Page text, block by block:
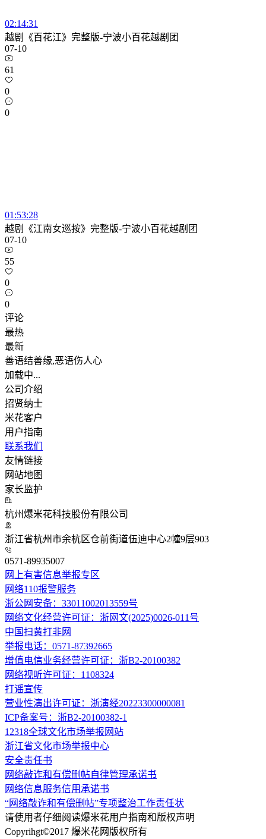
02:14:31
越剧《百花江》完整版-宁波小百花越剧团
07-10
61
0
0
01:53:28
越剧《江南女巡按》完整版-宁波小百花越剧团
07-10
55
0
0
评论
最热
最新
善语结善缘,恶语伤人心
加载中...
公司介绍
招贤纳士
米花客户
用户指南
联系我们
友情链接
网站地图
家长监护
杭州爆米花科技股份有限公司
浙江省杭州市余杭区仓前街道伍迪中心2幢9层903
0571-89935007
网上有害信息举报专区
网络110报警服务
浙公网安备：33011002013559号
网络文化经营许可证：浙网文(2025)0026-011号
中国扫黄打非网
举报电话：0571-87392665
增值电信业务经营许可证：浙B2-20100382
网络视听许可证：1108324
打谣宣传
营业性演出许可证：浙演经20223300000081
ICP备案号：浙B2-20100382-1
12318全球文化市场举报网站
浙江省文化市场举报中心
安全责任书
网络敲诈和有偿删帖自律管理承诺书
网络信息服务信用承诺书
“网络敲诈和有偿删帖”专项整治工作责任状
请使用者仔细阅读爆米花用户指南和版权声明
Copyrihgt©2017 爆米花网版权所有